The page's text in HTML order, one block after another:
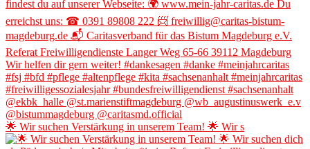
🌟 Wir suchen Verstärkung in unserem Team! 🌟 Wir s